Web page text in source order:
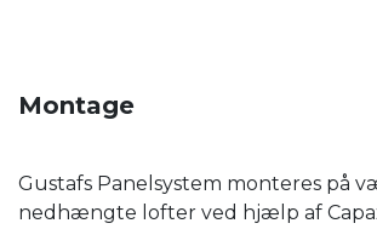
Montage
Gustafs Panelsystem monteres på
nedhængte lofter ved hjælp af